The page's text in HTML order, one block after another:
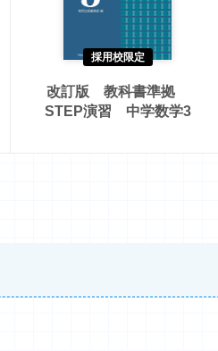
採用校限定
改訂版 教科書準拠
STEP演習 中学数学3